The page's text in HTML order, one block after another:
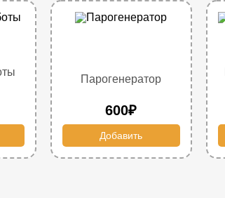
Парогенератор
600₽
Добавить